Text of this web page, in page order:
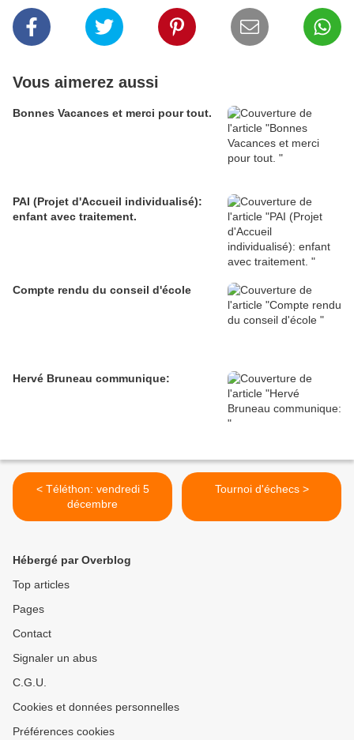
Vous aimerez aussi
Bonnes Vacances et merci pour tout.
PAI (Projet d'Accueil individualisé):
enfant avec traitement.
Compte rendu du conseil d'école
Hervé Bruneau communique:
< Téléthon: vendredi 5
décembre
Tournoi d'échecs >
Hébergé par Overblog
Top articles
Pages
Contact
Signaler un abus
C.G.U.
Cookies et données personnelles
Préférences cookies